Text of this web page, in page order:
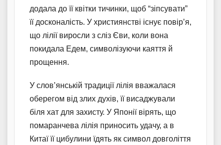
додала до її квітки тичинки, щоб “зіпсувати”
її досконалість. У християнстві існує повір’я,
що лілії виросли з сліз Єви, коли вона
покидала Едем, символізуючи каяття й
прощення.
У слов’янській традиції лілія вважалася
оберегом від злих духів, її висаджували
біля хат для захисту. У Японії вірять, що
помаранчева лілія приносить удачу, а в
Китаї її цибулини їдять як символ довголіття